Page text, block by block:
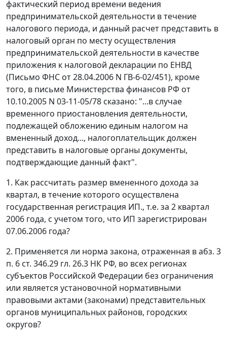
фактический период времени ведения
предпринимательской деятельности в течение
налогового периода, и данный расчет представить в
налоговый орган по месту осуществления
предпринимательской деятельности в качестве
приложения к налоговой декларации по ЕНВД
(Письмо ФНС от 28.04.2006 N ГВ-6-02/451), кроме
того, в письме Министерства финансов РФ от
10.10.2005 N 03-11-05/78 сказано: "...в случае
временного приостановления деятельности,
подлежащей обложению единым налогом на
вмененный доход..., налогоплательщик должен
представить в налоговые органы документы,
подтверждающие данный факт".
1. Как рассчитать размер вмененного дохода за
квартал, в течение которого осуществлена
государственная регистрация ИП., т.е. за 2 квартал
2006 года, с учетом того, что ИП зарегистрирован
07.06.2006 года?
2. Применяется ли норма закона, отраженная в абз. 3
п. 6 ст. 346.29 гл. 26.3 НК РФ, во всех регионах
субъектов Российской Федерации без ограничения
или является установочной нормативными
правовыми актами (законами) представительных
органов муниципальных районов, городских
округов?